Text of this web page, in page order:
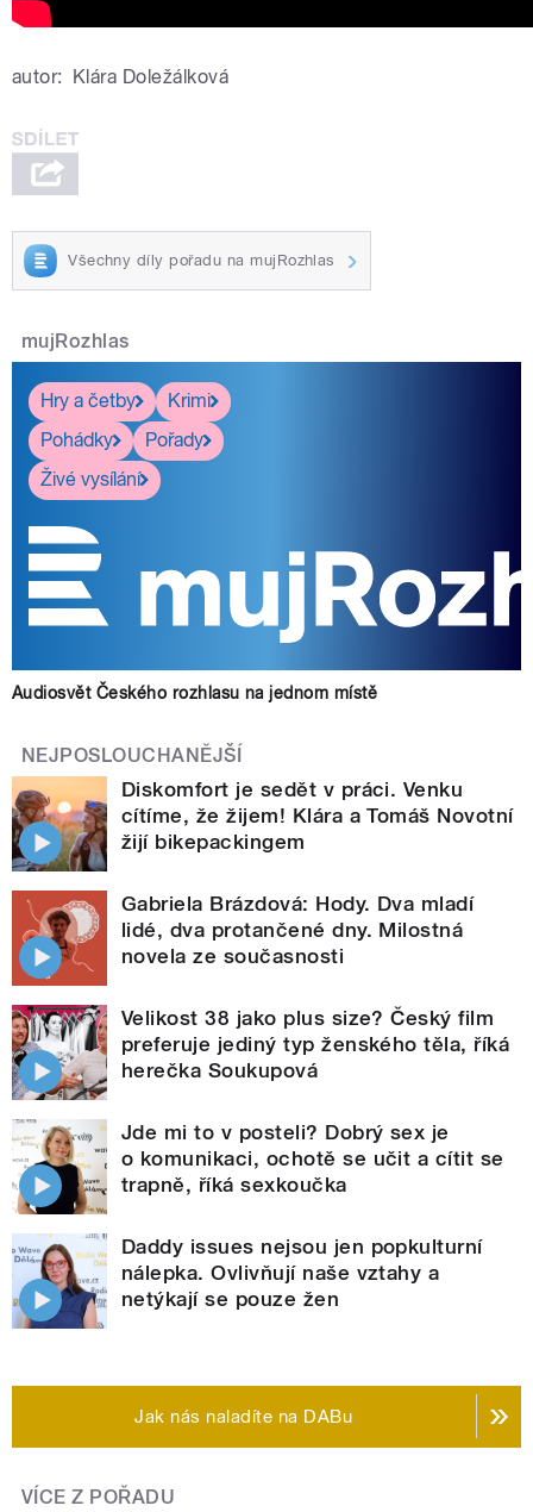
autor: Klára Doležálková
Všechny díly pořadu na mujRozhlas
mujRozhlas
Hry a četby
Krimi
Pohádky
Pořady
Živé vysílání
Audiosvět Českého rozhlasu na jednom místě
NEJPOSLOUCHANĚJŠÍ
Diskomfort je sedět v práci. Venku
cítíme, že žijem! Klára a Tomáš Novotní
žijí bikepackingem
Gabriela Brázdová: Hody. Dva mladí
lidé, dva protančené dny. Milostná
novela ze současnosti
Velikost 38 jako plus size? Český film
preferuje jediný typ ženského těla, říká
herečka Soukupová
Jde mi to v posteli? Dobrý sex je
o komunikaci, ochotě se učit a cítit se
trapně, říká sexkoučka
Daddy issues nejsou jen popkulturní
nálepka. Ovlivňují naše vztahy a
netýkají se pouze žen
Jak nás naladíte na DABu
VÍCE Z POŘADU